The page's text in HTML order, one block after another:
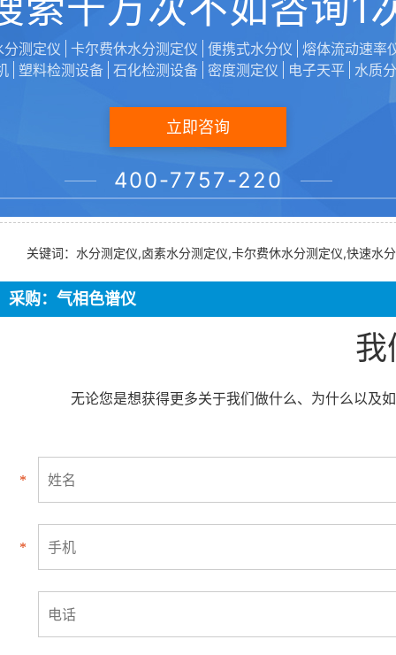
6、独立取气系统，分析时取气振荡不会影响分析，且操作
8、大容量柱箱带自动后开门，可进行8阶程序升温设置，8
9、具有固障自我诊断功能，随时显示故障部位及性质，
关键词：水分测定仪,卤素水分测定仪,卡尔费休水分测定仪,快速水
采购：气相色谱仪
我
无论您是想获得更多关于我们做什么、为什么以及
*
*
分测定仪 卡尔费休水分测定仪 便携式水分仪 熔体流动速率
塑料检测设备 石化检测设备 密度测定仪 电子天平 水质
立即咨询
400-7757-220